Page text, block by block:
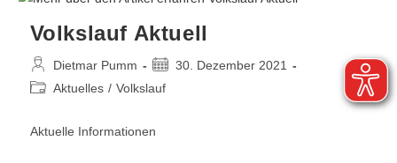
Volkslauf Aktuell
Dietmar Pumm
30. Dezember 2021
Aktuelles / Volkslauf
Aktuelle Informationen